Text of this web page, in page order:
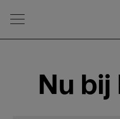
Open Menu
Nu bij